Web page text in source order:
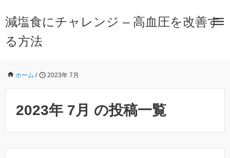
減塩食にチャレンジ – 高血圧を改善す
る方法
ホーム / 2023年 7月
2023年 7月 の投稿一覧